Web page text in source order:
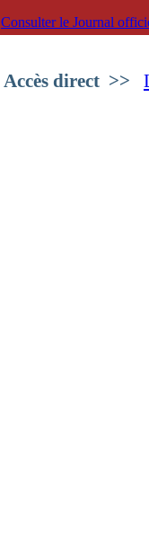
Consulter le Journal
Accès direct >>